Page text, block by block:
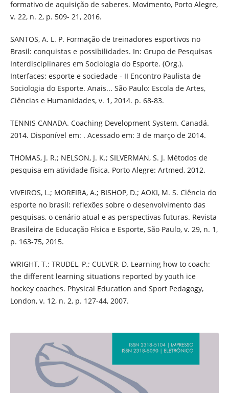
formativo de aquisição de saberes. Movimento, Porto Alegre,
v. 22, n. 2, p. 509- 21, 2016.
SANTOS, A. L. P. Formação de treinadores esportivos no
Brasil: conquistas e possibilidades. In: Grupo de Pesquisas
Interdisciplinares em Sociologia do Esporte. (Org.).
Interfaces: esporte e sociedade - II Encontro Paulista de
Sociologia do Esporte. Anais... São Paulo: Escola de Artes,
Ciências e Humanidades, v. 1, 2014. p. 68-83.
TENNIS CANADA. Coaching Development System. Canadá.
2014. Disponível em: . Acessado em: 3 de março de 2014.
THOMAS, J. R.; NELSON, J. K.; SILVERMAN, S. J. Métodos de
pesquisa em atividade física. Porto Alegre: Artmed, 2012.
VIVEIROS, L.; MOREIRA, A.; BISHOP, D.; AOKI, M. S. Ciência do
esporte no brasil: reflexões sobre o desenvolvimento das
pesquisas, o cenário atual e as perspectivas futuras. Revista
Brasileira de Educação Física e Esporte, São Paulo, v. 29, n. 1,
p. 163-75, 2015.
WRIGHT, T.; TRUDEL, P.; CULVER, D. Learning how to coach:
the different learning situations reported by youth ice
hockey coaches. Physical Education and Sport Pedagogy,
London, v. 12, n. 2, p. 127-44, 2007.